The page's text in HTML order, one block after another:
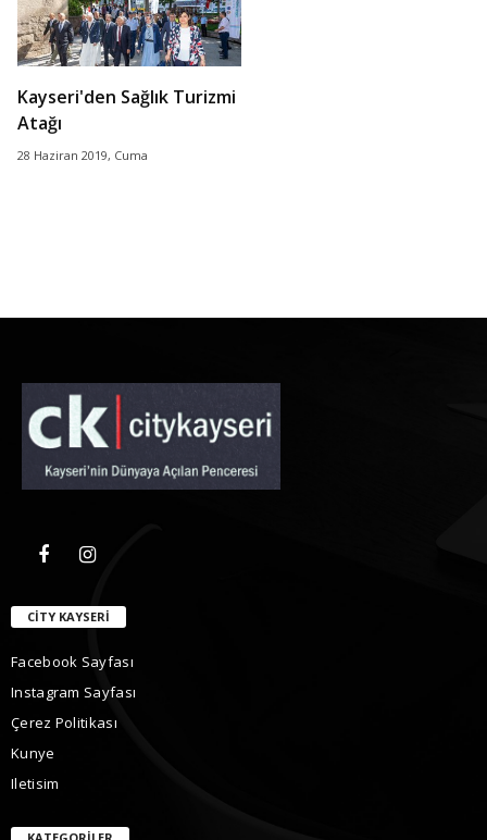
Kayseri'den Sağlık Turizmi
Atağı
28 Haziran 2019, Cuma
CITY KAYSERI
Facebook Sayfası
Instagram Sayfası
Çerez Politikası
Kunye
Iletisim